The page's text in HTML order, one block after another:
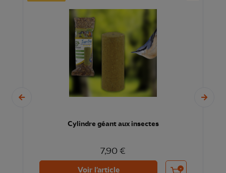
Cylindre géant aux insectes
7,90 €
Voir l'article Ajouter au panier